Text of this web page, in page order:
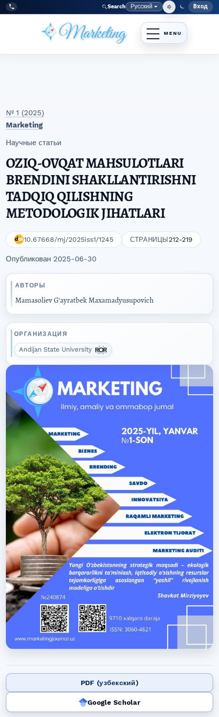
Перейти к главному меню навигации
Перейти к основному контенту
Перейти к нижнему колонтитулу сайта
Tel:
+998977838464 Search Язык
Русский Меню
Вход
№ 1 (2025)
Marketing
Научные статьи
OZIQ-OVQAT MAHSULOTLARI
BRENDINI SHAKLLANTIRISHNI
TADQIQ QILISHNING
METODOLOGIK JIHATLARI
10.67668/mj/2025iss1/1245 СТРАНИЦЫ212-219
Опубликован 2025-06-30
АВТОРЫ
Mamasoliev G‘ayratbek Maxamadyusupovich
ОРГАНИЗАЦИЯ
Andijan State University
PDF (узбекский)
Google Scholar